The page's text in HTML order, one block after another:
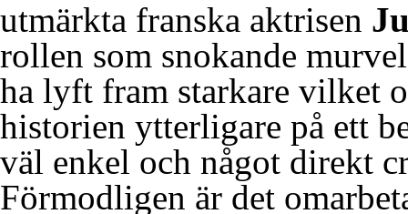
utmärkta franska aktrisen
rollen som snokande
ha lyft fram starkare vilket
historien ytterligare på ett
väl enkel och något direkt
Förmodligen är det